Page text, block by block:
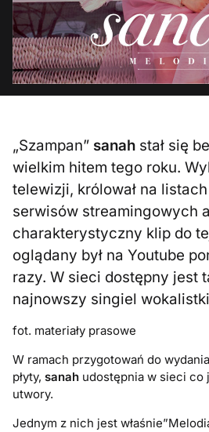
„Szampan” sanah stał się
wielkim hitem tego roku.
telewizji, królował na
serwisów streamingowych a
charakterystyczny klip do
oglądany był na Youtube
razy. W sieci dostępny jest
najnowszy singiel wokalistki
fot. materiały prasowe
W ramach przygotowań do
płyty,sanah udostępnia w sieci co
utwory.
Jednym z nich jest